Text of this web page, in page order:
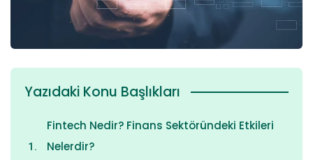
Yazıdaki Konu Başlıkları
Fintech Nedir? Finans Sektöründeki Etkileri
Nelerdir?